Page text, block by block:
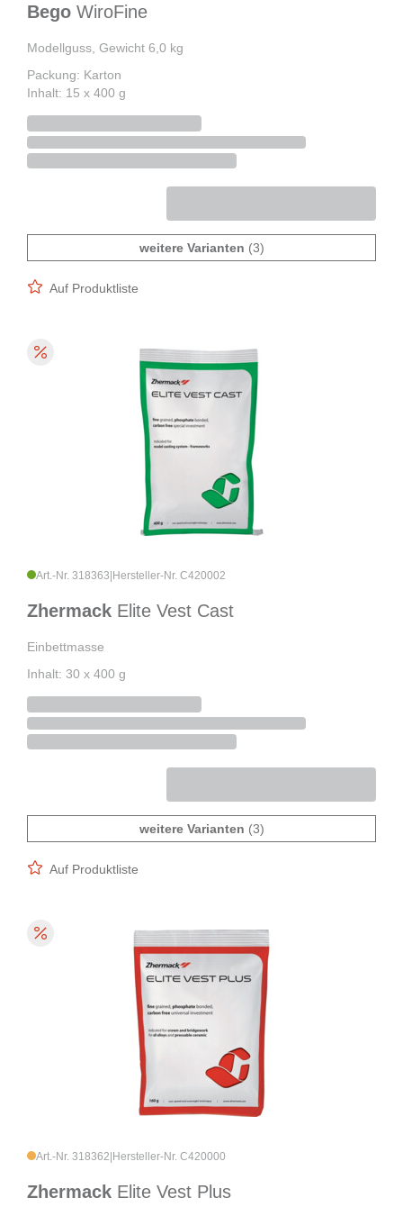
Bego WiroFine
Modellguss, Gewicht 6,0 kg
Packung: Karton
Inhalt: 15 x 400 g
weitere Varianten (3)
Auf Produktliste
Art.-Nr. 318363 Hersteller-Nr. C420002
Zhermack Elite Vest Cast
Einbettmasse
Inhalt: 30 x 400 g
weitere Varianten (3)
Auf Produktliste
Art.-Nr. 318362 Hersteller-Nr. C420000
Zhermack Elite Vest Plus